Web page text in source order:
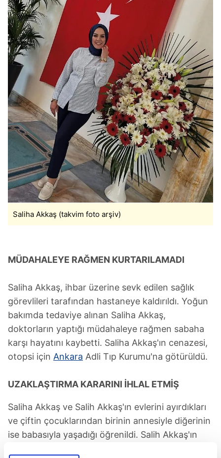
Saliha Akkaş (takvim foto arşiv)
MÜDAHALEYE RAĞMEN KURTARILAMADI
Saliha Akkaş, ihbar üzerine sevk edilen sağlık
görevlileri tarafından hastaneye kaldırıldı. Yoğun
bakımda tedaviye alınan Saliha Akkaş,
doktorların yaptığı müdahaleye rağmen sabaha
karşı hayatını kaybetti. Saliha Akkaş'ın cenazesi,
otopsi için Ankara Adli Tıp Kurumu'na götürüldü.
UZAKLAŞTIRMA KARARINI İHLAL ETMİŞ
Saliha Akkaş ve Salih Akkaş'ın evlerini ayırdıkları
ve çiftin çocuklarından birinin annesiyle diğerinin
ise babasıyla yaşadığı öğrenildi. Salih Akkaş'ın